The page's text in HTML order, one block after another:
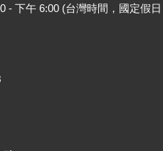
- 下午 6:00 (台灣時間，國定假日